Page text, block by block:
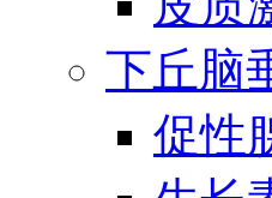
下丘脑
促性